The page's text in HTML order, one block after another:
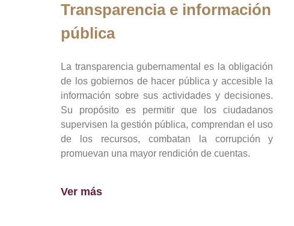
Transparencia e información
pública
La transparencia gubernamental es la obligación
de los gobiernos de hacer pública y accesible la
información sobre sus actividades y decisiones.
Su propósito es permitir que los ciudadanos
supervisen la gestión pública, comprendan el uso
de los recursos, combatan la corrupción y
promuevan una mayor rendición de cuentas.
Ver más